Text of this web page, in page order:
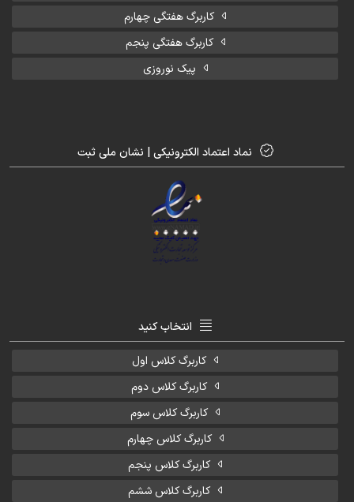
کاربرگ هفتگی چهارم
کاربرگ هفتگی پنجم
پیک نوروزی
نماد اعتماد الکترونیکی | نشان ملی ثبت
انتخاب کنید
کاربرگ کلاس اول
کاربرگ کلاس دوم
کاربرگ کلاس سوم
کاربرگ کلاس چهارم
کاربرگ کلاس پنجم
کاربرگ کلاس ششم